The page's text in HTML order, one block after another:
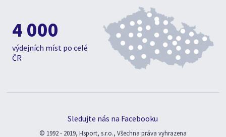
4 000
výdejních míst po celé
ČR
Sledujte nás na Facebooku
© 1992 - 2019, Hsport, s.r.o., Všechna práva vyhrazena